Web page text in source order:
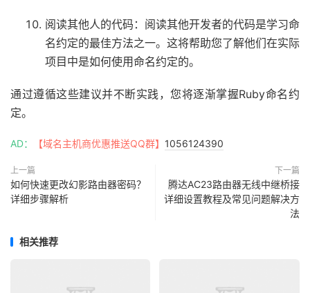
阅读其他人的代码：阅读其他开发者的代码是学习命
名约定的最佳方法之一。这将帮助您了解他们在实际
项目中是如何使用命名约定的。
通过遵循这些建议并不断实践，您将逐渐掌握Ruby命名约
定。
AD： 【域名主机商优惠推送QQ群】 1056124390
上一篇
如何快速更改幻影路由器密码？
详细步骤解析
下一篇
腾达AC23路由器无线中继桥接
详细设置教程及常见问题解决方
法
相关推荐